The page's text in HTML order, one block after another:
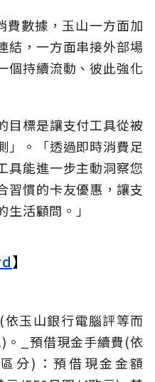
數據，玉山一方面加
結，一方面串接外部場
個持續流動、彼此強化
目標是讓支付工具從被
」。「透過即時消費足
具能進一步主動洞察您
習慣的卡友優惠，讓支
活顧問。」
】
玉山銀行電腦評等而
_預借現金手續費(依
分)：預借現金金額